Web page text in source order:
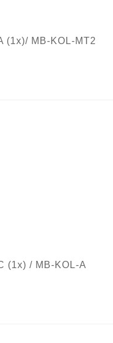
(1x)/ MB-KOL-MT2
(1x) / MB-KOL-A